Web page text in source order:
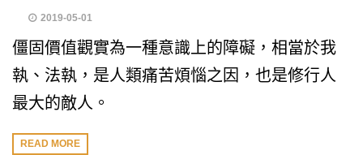
2019-05-01
僵固價值觀實為一種意識上的障礙，相當於我
執、法執，是人類痛苦煩惱之因，也是修行人
最大的敵人。
READ MORE